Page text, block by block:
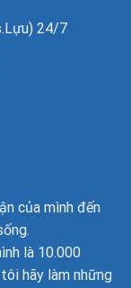
24/7
của mình đến
là 10.000
hãy làm những